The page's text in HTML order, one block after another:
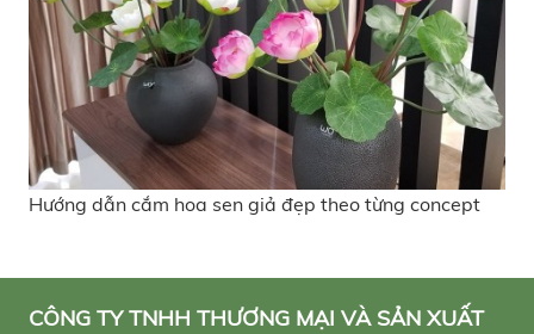
Hướng dẫn cắm hoa sen giả đẹp theo từng concept
CÔNG TY TNHH THƯƠNG MẠI VÀ SẢN XUẤT